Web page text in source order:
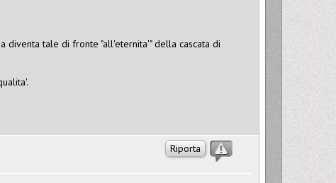
diventa tale di fronte "all'eternita'" della cascata di
Riporta